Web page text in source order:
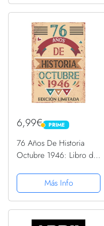
regalo, regalo Para la
madre
6,99€ PRIME
PRIME
76 Años De Historia
Octubre 1946: Libro de
páginas de
felicitaciones, idea de
regalo, regalo Para la
Más Info